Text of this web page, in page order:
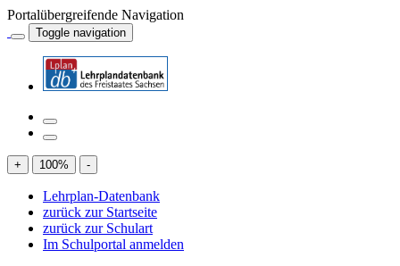
Portalübergreifende Navigation
Toggle navigation
+ 100% -
Lehrplan-Datenbank
zurück zur Startseite
zurück zur Schulart
Im Schulportal anmelden